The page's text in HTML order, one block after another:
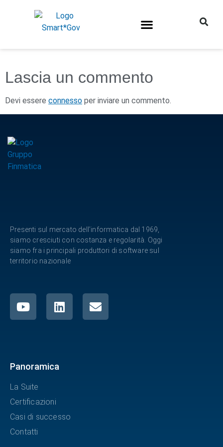
Lascia un commento
Devi essere connesso per inviare un commento.
Presenti sul mercato dell’informatica dal 1969,
siamo cresciuti con costanza e regolarità. Oggi
siamo fra i principali produttori di software sul
territorio nazionale
Panoramica
La Suite
Certificazioni
Casi di successo
Contatti